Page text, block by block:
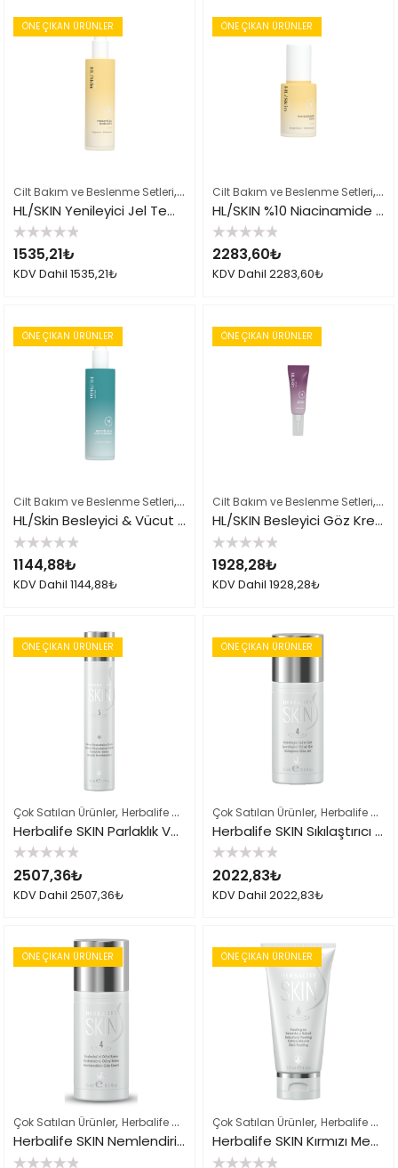
ÖNE ÇIKAN ÜRÜNLER
Cilt Bakım ve Beslenme Setleri, Çok Satılan Ürünler,Herbalife Cilt
HL/SKIN Yenileyici Jel Temizleyici 147 ml
5
üzerinden
0
oy
1535,21₺
KDV Dahil 1535,21₺
ÖNE ÇIKAN ÜRÜNLER
Cilt Bakım ve Beslenme Setleri,
HL/SKIN %10 Niacinamide Serum 30 ml
5
üzerinden
0
oy
2283,60₺
KDV Dahil 2283,60₺
ÖNE ÇIKAN ÜRÜNLER
Cilt Bakım ve Beslenme Setleri, Çok Satılan Ürünler,Herbalife Cilt
HL/Skin Besleyici & Vücut Losyonu 147 ml
5
üzerinden
0
oy
1144,88₺
KDV Dahil 1144,88₺
ÖNE ÇIKAN ÜRÜNLER
Cilt Bakım ve Beslenme Setleri,
HL/SKIN Besleyici Göz Kremi 15 ml
5
üzerinden
0
oy
1928,28₺
KDV Dahil 1928,28₺
ÖNE ÇIKAN ÜRÜNLER
Çok Satılan Ürünler, Herbalife Cilt Bakımı Skin Ürünleri ,Herbalife Ürün
Herbalife SKIN Parlaklık Veren Günlük Nemlendirici
5
üzerinden
0
oy
2507,36₺
KDV Dahil 2507,36₺
ÖNE ÇIKAN ÜRÜNLER
Çok Satılan Ürünler, Herbalife Cilt Bakımı Skin Ürünleri
Herbalife SKIN Sıkılaştırıcı Göz Jeli
5
üzerinden
0
oy
2022,83₺
KDV Dahil 2022,83₺
ÖNE ÇIKAN ÜRÜNLER
Çok Satılan Ürünler, Herbalife Cilt Bakımı Skin Ürünleri ,Herbalife Ürün
Herbalife SKIN Nemlendirici Göz Kremi
ÖNE ÇIKAN ÜRÜNLER
Çok Satılan Ürünler, Herbalife Cilt Bakımı Skin Ürünleri
Herbalife SKIN Kırmızı Meyve Özlü Peeling